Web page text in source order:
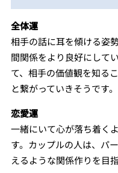
全体運
相手の話に耳を傾ける姿
間関係をより良好にして
て、相手の価値観を知る
と繋がっていきそうです。
恋愛運
一緒にいて心が落ち着く
す。カップルの人は、パ
えるような関係作りを目